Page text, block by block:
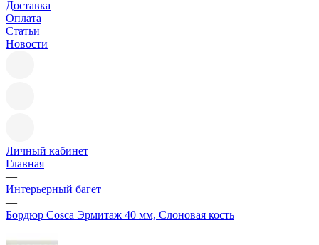
Доставка
Оплата
Статьи
Новости
Личный кабинет
Главная
—
Интерьерный багет
—
Бордюр Cosca Эрмитаж 40 мм, Слоновая кость